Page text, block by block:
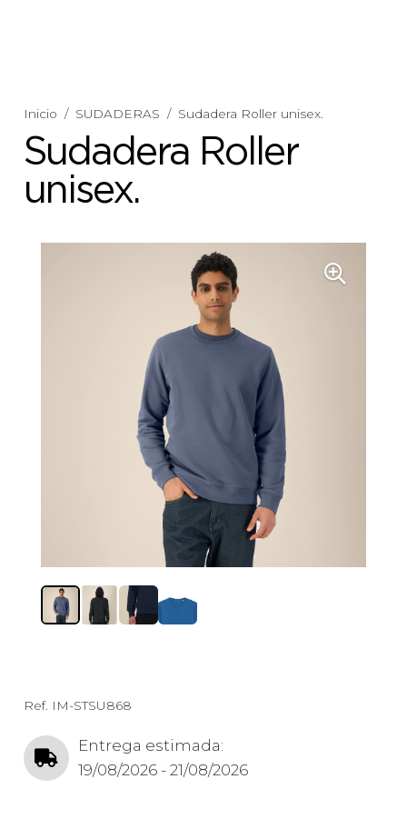
Inicio / SUDADERAS / Sudadera Roller unisex.
Sudadera Roller
unisex.
Ref. IM-STSU868
Entrega estimada:
19/08/2026 - 21/08/2026